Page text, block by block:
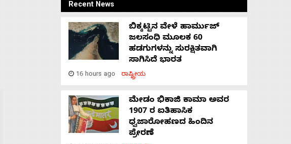
Recent News
ಬಿಕ್ಕಟ್ಟಿನ ವೇಳೆ ಹಾರ್ಮುಜ್
ಜಲಸಂಧಿ ಮೂಲಕ 60
ಹಡಗುಗಳನ್ನು ಸುರಕ್ಷಿತವಾಗಿ
ಸಾಗಿಸಿದೆ ಭಾರತ
16 hours ago ರಾಷ್ಟ್ರೀಯ
ಮೇಡಂ ಭಿಕಾಜಿ ಕಾಮಾ ಅವರ
1907 ರ ಐತಿಹಾಸಿಕ
ಧ್ವಜಾರೋಹಣದ ಹಿಂದಿನ
ಪ್ರೇರಣೆ